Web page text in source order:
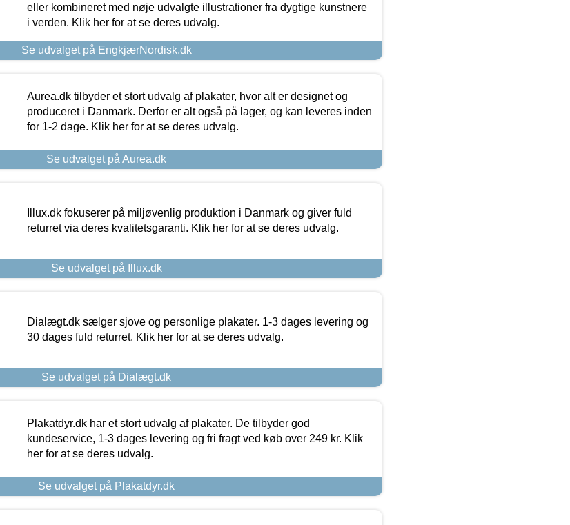
eller kombineret med nøje udvalgte illustrationer fra dygtige kunstnere
i verden. Klik her for at se deres udvalg.
Se udvalget på EngkjærNordisk.dk
Aurea.dk tilbyder et stort udvalg af plakater, hvor alt er designet og
produceret i Danmark. Derfor er alt også på lager, og kan leveres inden
for 1-2 dage. Klik her for at se deres udvalg.
Se udvalget på Aurea.dk
Illux.dk fokuserer på miljøvenlig produktion i Danmark og giver fuld
returret via deres kvalitetsgaranti. Klik her for at se deres udvalg.
Se udvalget på Illux.dk
Dialægt.dk sælger sjove og personlige plakater. 1-3 dages levering og
30 dages fuld returret. Klik her for at se deres udvalg.
Se udvalget på Dialægt.dk
Plakatdyr.dk har et stort udvalg af plakater. De tilbyder god
kundeservice, 1-3 dages levering og fri fragt ved køb over 249 kr. Klik
her for at se deres udvalg.
Se udvalget på Plakatdyr.dk